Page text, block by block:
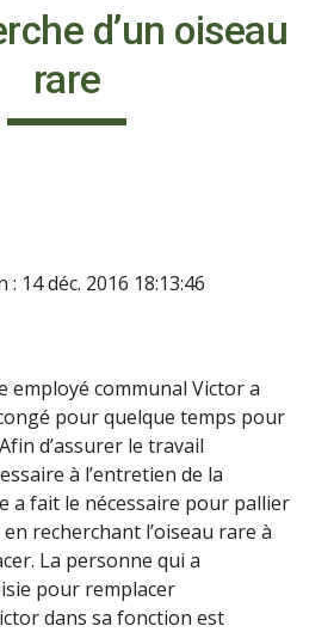
d’un oiseau
rare
14 déc. 2016 18:13:46
employé communal Victor a
pour quelque temps pour
d’assurer le travail
à l’entretien de la
a fait le nécessaire pour pallier
en recherchant l’oiseau rare à
La personne qui a
pour remplacer
dans sa fonction est